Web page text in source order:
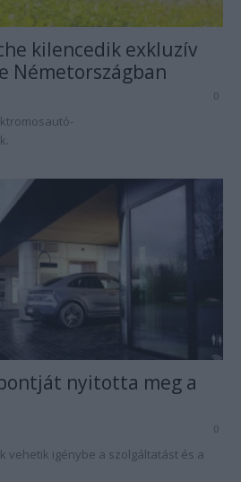
kilencedik exkluzív
Németországban
0
nyitotta meg a
0
vehetik igénybe a szolgáltatást és a